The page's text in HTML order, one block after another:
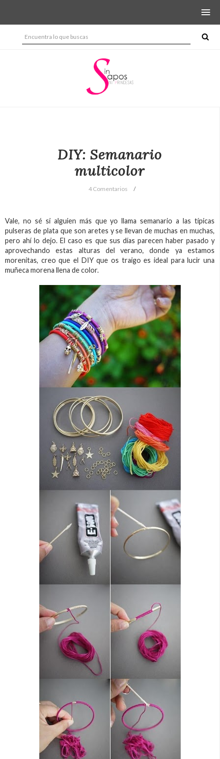
DIY: Semanario
multicolor
4 Comentarios
Vale, no sé si alguien más que yo llama semanario a las típicas
pulseras de plata que son aretes y se llevan de muchas en muchas,
pero ahí lo dejo. El caso es que sus días parecen haber pasado y
aprovechando estas alturas del verano, donde ya estamos
morenitas, creo que el DIY que os traigo es ideal para lucir una
muñeca morena llena de color.